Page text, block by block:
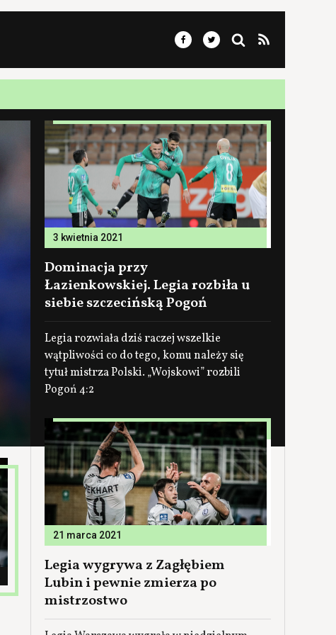
3 kwietnia 2021
Dominacja przy
Łazienkowskiej. Legia rozbiła u
siebie szczecińską Pogoń
Legia rozwiała dziś raczej wszelkie
wątpliwości co do tego, komu należy się
tytuł mistrza Polski. „Wojskowi” rozbili
Pogoń 4:2
21 marca 2021
Legia wygrywa z Zagłębiem
Lubin i pewnie zmierza po
mistrzostwo